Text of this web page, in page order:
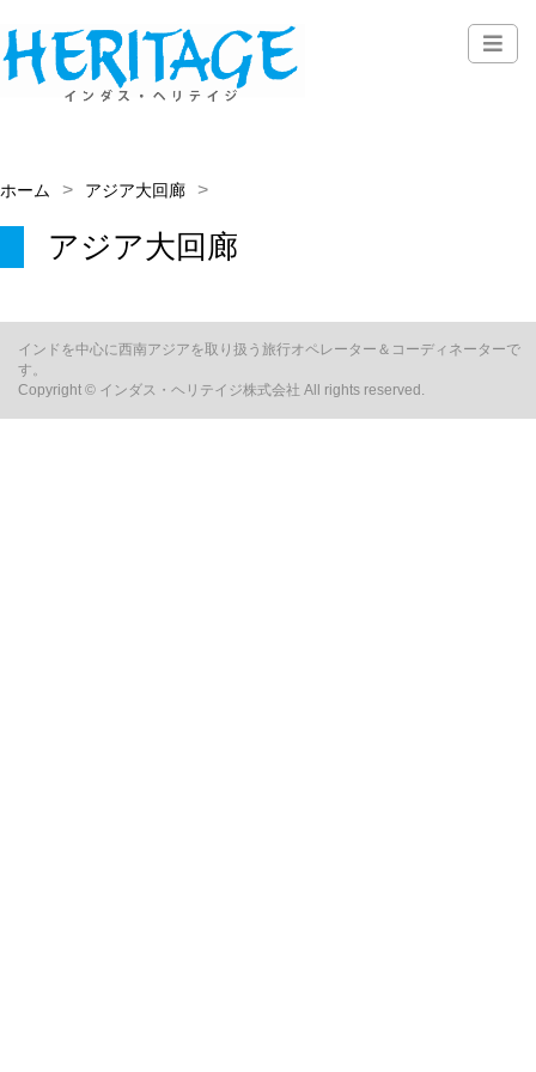
ホーム アジア大回廊
アジア大回廊
インドを中心に西南アジアを取り扱う旅行オペレーター＆コーディネーターで
す。
Copyright © インダス・ヘリテイジ株式会社 All rights reserved.